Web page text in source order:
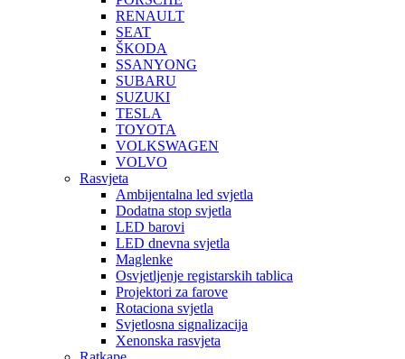
RENAULT
SEAT
ŠKODA
SSANYONG
SUBARU
SUZUKI
TESLA
TOYOTA
VOLKSWAGEN
VOLVO
Rasvjeta
Ambijentalna led svjetla
Dodatna stop svjetla
LED barovi
LED dnevna svjetla
Maglenke
Osvjetljenje registarskih tablica
Projektori za farove
Rotaciona svjetla
Svjetlosna signalizacija
Xenonska rasvjeta